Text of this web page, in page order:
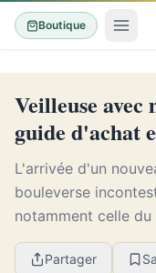
Boutique
Veilleuse
guide d'achat
L'arrivée d'un
bouleverse
notamment celle du
éclairage doux et
auxili...Partager